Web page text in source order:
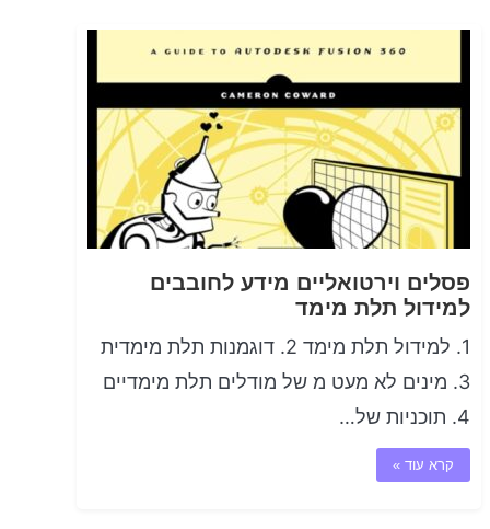
פסלים וירטואליים מידע לחובבים
למידול תלת מימד
1. למידול תלת מימד 2. דוגמנות תלת מימדית
3. מינים לא מעט מ של מודלים תלת מימדיים
4. תוכניות של…
קרא עוד »